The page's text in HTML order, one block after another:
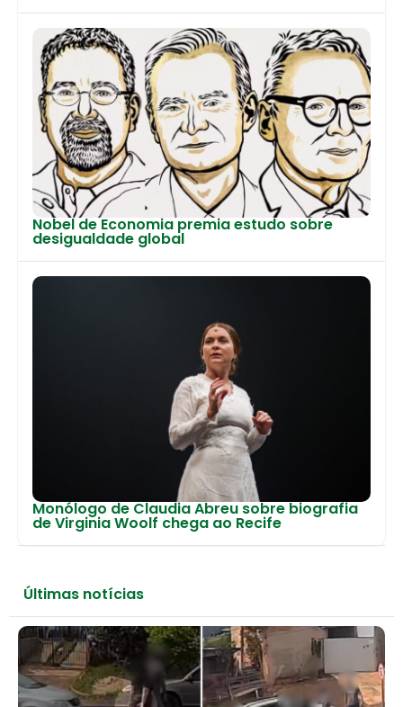
Nobel de Economia premia estudo sobre
desigualdade global
Monólogo de Claudia Abreu sobre biografia
de Virginia Woolf chega ao Recife
Últimas notícias